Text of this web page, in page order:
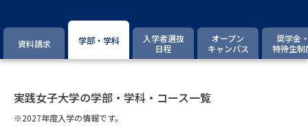
過去問題集
専門学校の資料請求
資料請求 学部・学科
入学者選抜
日程
オープン
キャンパス
奨学金
特待生制
実践女子大学の学部・学科・コース一覧
※2027年度入学の情報です。